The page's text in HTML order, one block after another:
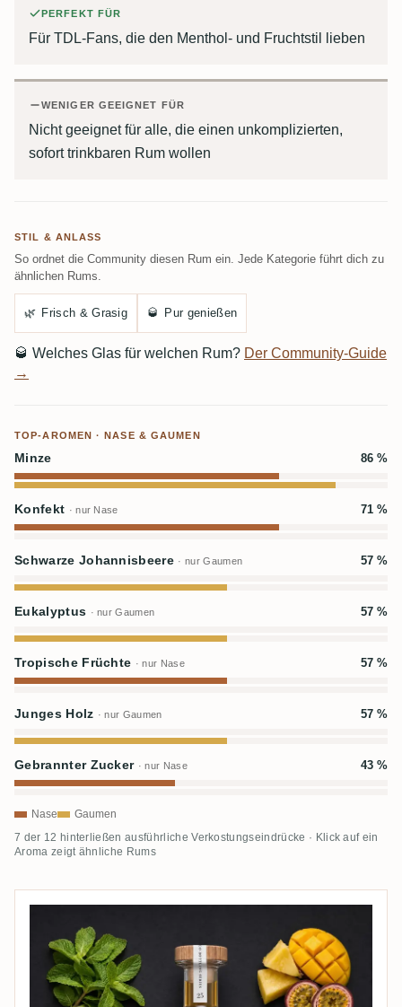
PERFEKT FÜR
Für TDL-Fans, die den Menthol- und Fruchtstil lieben
WENIGER GEEIGNET FÜR
Nicht geeignet für alle, die einen unkomplizierten,
sofort trinkbaren Rum wollen
STIL & ANLASS
So ordnet die Community diesen Rum ein. Jede Kategorie führt dich zu
ähnlichen Rums.
🌿 Frisch & Grasig 🥃 Pur genießen
🥃 Welches Glas für welchen Rum? Der Community-Guide
→
TOP-AROMEN · NASE & GAUMEN
Minze 86 %
Konfekt · nur Nase 71 %
Schwarze Johannisbeere · nur Gaumen 57 %
Eukalyptus · nur Gaumen 57 %
Tropische Früchte · nur Nase 57 %
Junges Holz · nur Gaumen 57 %
Gebrannter Zucker · nur Nase 43 %
Nase Gaumen
7 der 12 hinterließen ausführliche Verkostungseindrücke · Klick auf ein
Aroma zeigt ähnliche Rums